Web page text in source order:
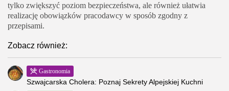
tylko zwiększyć poziom bezpieczeństwa, ale również ułatwia
realizację obowiązków pracodawcy w sposób zgodny z
przepisami.
Zobacz również:
Gastronomia
Szwajcarska Cholera: Poznaj Sekrety Alpejskiej Kuchni